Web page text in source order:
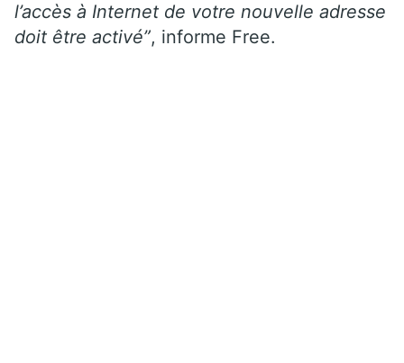
l’accès à Internet de votre nouvelle adresse
doit être activé”, informe Free.